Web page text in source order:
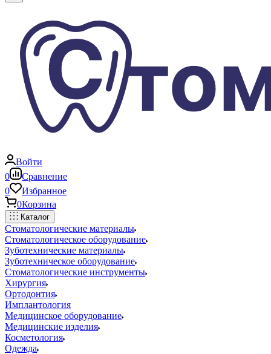
Войти
0
Сравнение
0
Избранное
0Корзина
Каталог
Стоматологические материалы
Стоматологическое оборудование
Зуботехнические материалы
Зуботехническое оборудование
Стоматологические инструменты
Хирургия
Ортодонтия
Имплантология
Медицинское оборудование
Медицинские изделия
Косметология
Одежда